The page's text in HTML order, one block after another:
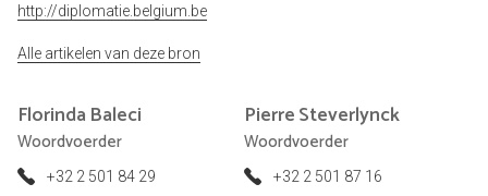
http://diplomatie.belgium.be
Alle artikelen van deze bron
Florinda Baleci
Woordvoerder
+32 2 501 84 29
PierreSteverlynck
Woordvoerder
+32 2 501 87 16